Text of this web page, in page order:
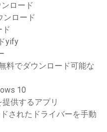
ロード
ンロード
yify
料でダウンロード可能な
10
供するアプリ
されたドライバーを手動